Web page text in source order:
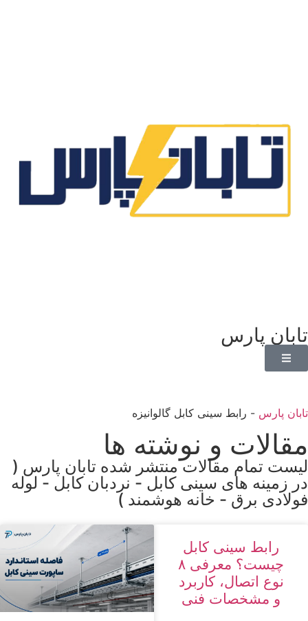
تابان پارس
تابان پارس - رابط سینی کابل گالوانیزه
مقالات و نوشته ها
لیست تمام مقالات منتشر شده تابان پارس (
در زمینه های سینی کابل - نردبان کابل - لوله
فولادی برق - خانه هوشمند )
رابط سینی کابل
چیست؟ معرفی ۸
نوع اتصال، کاربرد
و مشخصات فنی